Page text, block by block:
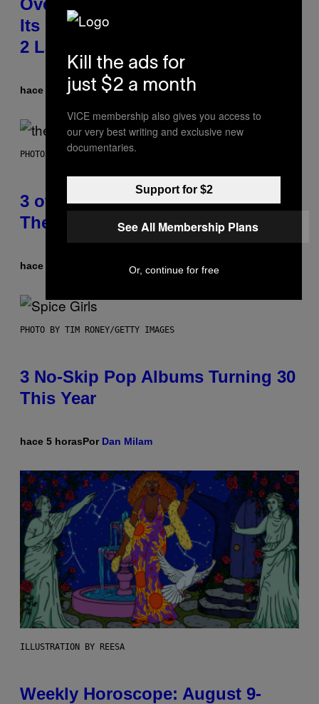
Overwatch Rebrand Pays Off With
Its Best Quarter Since Overwatch
2 Launched
hace 1 horaPor Brent Koepp
PHOTO BY JAMIE MCCARTHY/WIREIMAGE
3 of the Best Alt-Rock Television
Theme Songs of the 2000s
hace 3 horas Dan Milam
PHOTO BY TIM RONEY/GETTY IMAGES
3 No-Skip Pop Albums Turning 30
This Year
hace 5 horasPor Dan Milam
ILLUSTRATION BY REESA
Weekly Horoscope: August 9-
Kill the ads for
just $2 a month
VICE membership also gives you access to
our very best writing and exclusive new
documentaries.
Support for $2
See All Membership Plans
Or, continue for free